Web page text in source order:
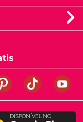
DISPONÍVEL NO